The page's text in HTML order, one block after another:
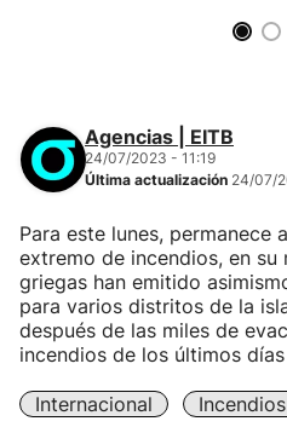
Agencias | EITB
24/07/2023 - 11:19
Última actualización 24/07/
Para este lunes,
extremo de incendios, en su
griegas han emitido
para varios distritos de la
después de las miles de
incendios de los últimos días
Internacional Incendios